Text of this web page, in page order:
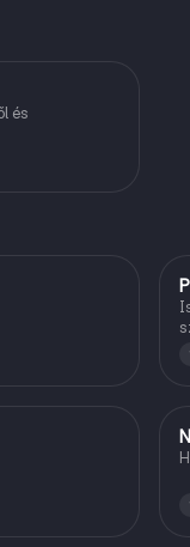
és